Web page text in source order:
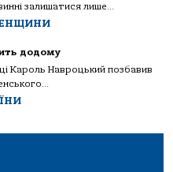
залишатися лише...
додому
Кароль Навроцький позбавив